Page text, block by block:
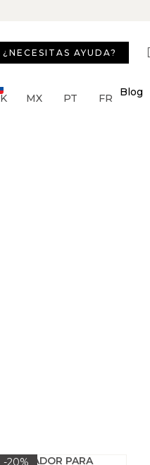
¿NECESITAS AYUDA?
MX PT FR Blog
-20%